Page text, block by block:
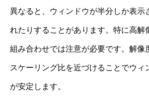
異なると、ウィンドウが半分しか表示
れたりすることがあります。特に高解
組み合わせでは注意が必要です。解像
スケーリング比を近づけることでウィ
が安定します。